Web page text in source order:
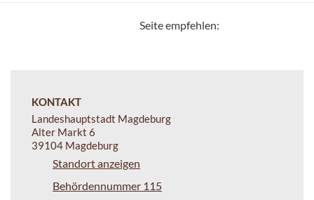
Seite empfehlen:
KONTAKT
Landeshauptstadt Magdeburg
Alter Markt 6
39104 Magdeburg
Standort anzeigen
Behördennummer 115